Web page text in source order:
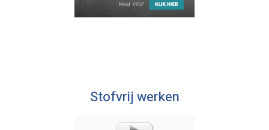
Stofvrij werken